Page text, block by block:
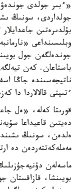
«ءبىر جولدى جوندەۋ
جولداردى، سونىڭ
بۇلدىرەتىن
وبلىسىنداعى
جوندەلگەن جول
ناتيجەسىندە جاڭا
ءتىپتى قالالاردا
قورىتا كەلە، «ەل
دەيتىن قاعيداعا
ەلدەن، سونىڭ
مەملەكەتتەردەن دە
ماسەلەن